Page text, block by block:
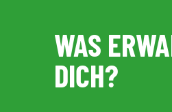
WAS
DICH?